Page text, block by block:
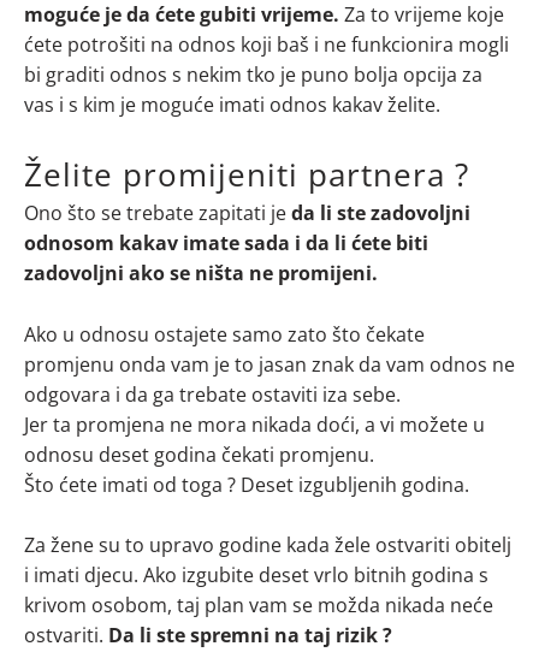
moguće je da ćete gubiti vrijeme. Za to vrijeme koje
ćete potrošiti na odnos koji baš i ne funkcionira mogli
bi graditi odnos s nekim tko je puno bolja opcija za
vas i s kim je moguće imati odnos kakav želite.
Želite promijeniti partnera ?
Ono što se trebate zapitati jeda li ste zadovoljni
odnosom kakav imate sada i da li ćete biti
zadovoljni ako se ništa ne promijeni.
Ako u odnosu ostajete samo zato što čekate
promjenu onda vam je to jasan znak da vam odnos ne
odgovara i da ga trebate ostaviti iza sebe.
Jer ta promjena ne mora nikada doći, a vi možete u
odnosu deset godina čekati promjenu.
Što ćete imati od toga ? Deset izgubljenih godina.
Za žene su to upravo godine kada žele ostvariti obitelj
i imati djecu. Ako izgubite deset vrlo bitnih godina s
krivom osobom, taj plan vam se možda nikada neće
ostvariti. Da li ste spremni na taj rizik ?